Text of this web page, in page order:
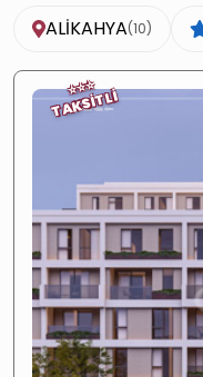
ALİKAHYA(10)
⭐⭐⭐
TAKSİTLİ